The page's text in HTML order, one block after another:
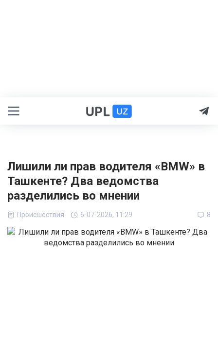
Лишили ли прав водителя «BMW» в
Ташкенте? Два ведомства
разделились во мнении
Происшествия 6-07-2026, 11:29 8